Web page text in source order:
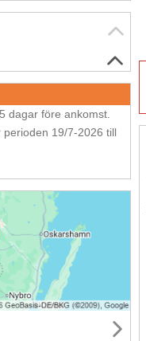
dagar före ankomst.
19/7-2026 till